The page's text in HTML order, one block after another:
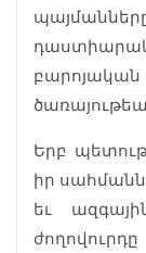
Երբ
իր
եւ